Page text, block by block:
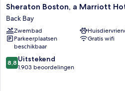
Sheraton
Boston,
a
Marriott
Hotel
Back
Bay
Sheraton Boston, a Marriott
Back Bay
Zwembad
Parkeerplaatsen
beschikbaar
Gratis wifi
8.8
van
8,8 Uitstekend
1.903 beoordelingen